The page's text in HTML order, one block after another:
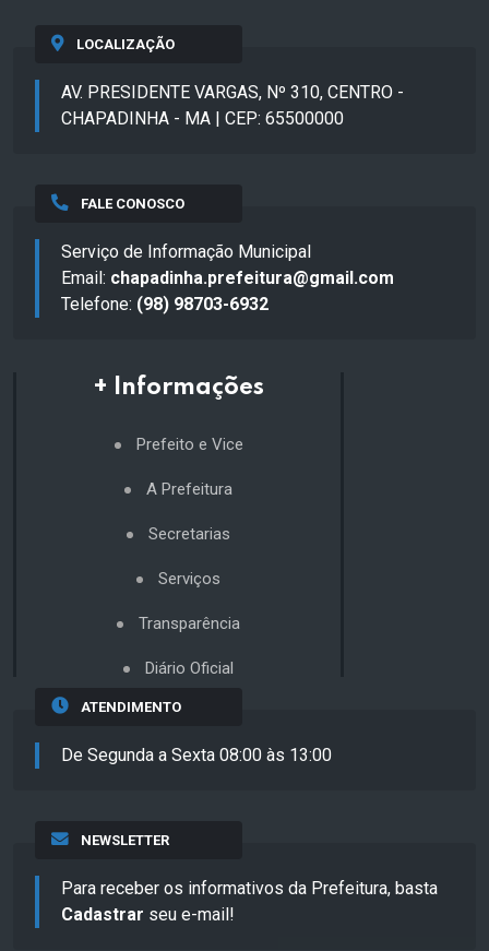
LOCALIZAÇÃO
AV. PRESIDENTE VARGAS, Nº 310, CENTRO -
CHAPADINHA - MA | CEP: 65500000
FALE CONOSCO
Serviço de Informação Municipal
Email: chapadinha.prefeitura@gmail.com
Telefone: (98) 98703-6932
+ Informações
Prefeito e Vice
A Prefeitura
Secretarias
Serviços
Transparência
Diário Oficial
ATENDIMENTO
De Segunda a Sexta 08:00 às 13:00
NEWSLETTER
Para receber os informativos da Prefeitura, basta
Cadastrar seu e-mail!